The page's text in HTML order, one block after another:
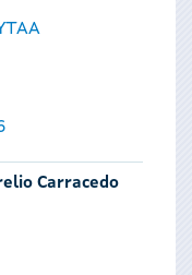
Carracedo